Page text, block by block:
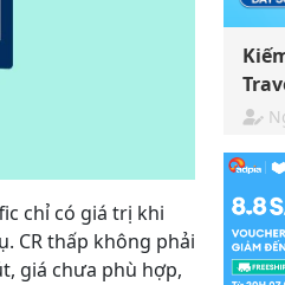
chỉ có giá trị khi
CR thấp không phải
giá chưa phù hợp,